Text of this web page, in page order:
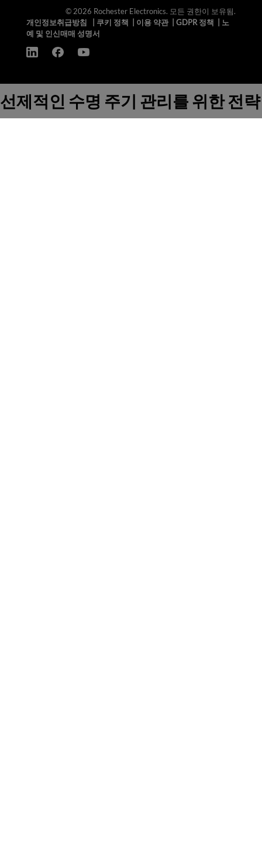
© 2026 Rochester Electronics. 모든 권한이 보유됨.
개인정보취급방침
쿠키 정책 이용 약관| GDPR 정책
노
예 및 인신매매 성명서
선제적인 수명 주기 관리를 위한 전략